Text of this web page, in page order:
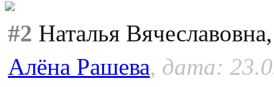
#2 Наталья
Алёна Рашева, дата: